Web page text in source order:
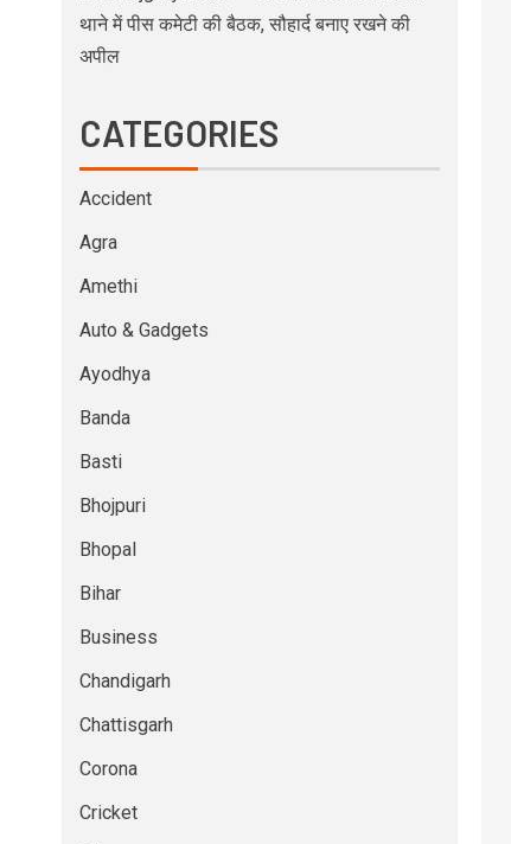
थाने में पीस कमेटी की बैठक, सौहार्द बनाए रखने की
अपील
CATEGORIES
Accident
Agra
Amethi
Auto & Gadgets
Ayodhya
Banda
Basti
Bhojpuri
Bhopal
Bihar
Business
Chandigarh
Chattisgarh
Corona
Cricket